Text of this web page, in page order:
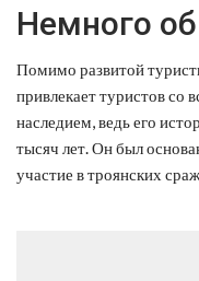
Немного
Помимо развитой
привлекает туристов со
наследием, ведь его
тысяч лет. Он был
участие в троянских